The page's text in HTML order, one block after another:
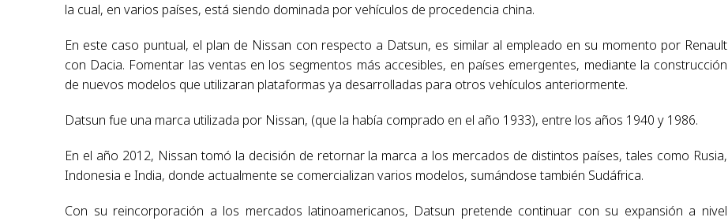
la cual, en varios países, está siendo dominada por vehículos de procedencia china.
En este caso puntual, el plan de Nissan con respecto a Datsun, es similar al empleado en su momento por Renault
con Dacia. Fomentar las ventas en los segmentos más accesibles, en países emergentes, mediante la construcción
de nuevos modelos que utilizaran plataformas ya desarrolladas para otros vehículos anteriormente.
Datsun fue una marca utilizada por Nissan, (que la había comprado en el año 1933), entre los años 1940 y 1986.
En el año 2012, Nissan tomó la decisión de retornar la marca a los mercados de distintos países, tales como Rusia,
Indonesia e India, donde actualmente se comercializan varios modelos, sumándose también Sudáfrica.
Con su reincorporación a los mercados latinoamericanos, Datsun pretende continuar con su expansión a nivel